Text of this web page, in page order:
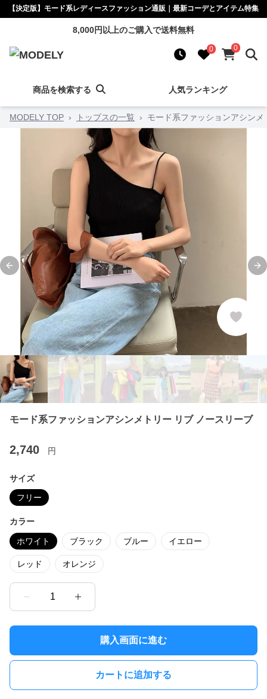
【決定版】モード系レディースファッション通販｜最新コーデとアイテム特集
8,000円以上のご購入で送料無料
0 0
商品を検索する 人気ランキング
MODELY TOP › トップスの一覧 › モード系ファッションアシン
Previous slide
モード系ファッションアシンメトリー リブ ノースリーブ
2,740 円
サイズ
フリー
カラー
ホワイト ブラック ブルー イエロー
レッド オレンジ
1
購入画面に進む
カートに追加する